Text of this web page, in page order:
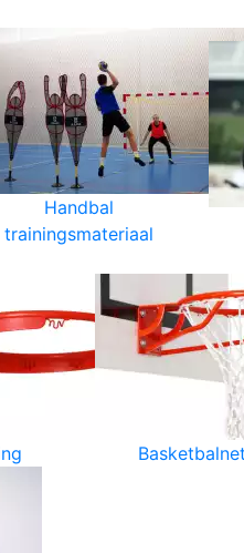
Handbal
trainingsmateriaal
Basketbalnet